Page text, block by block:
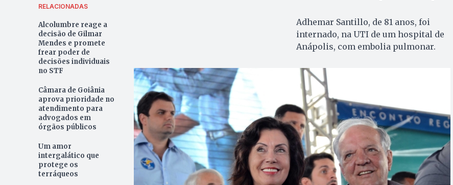
RELACIONADAS
Alcolumbre reage a
decisão de Gilmar
Mendes e promete
frear poder de
decisões individuais
no STF
Câmara de Goiânia
aprova prioridade no
atendimento para
advogados em
órgãos públicos
Um amor
intergalático que
protege os
terráqueos
Adhemar Santillo, de 81 anos, foi
internado, na UTI de um hospital de
Anápolis, com embolia pulmonar.